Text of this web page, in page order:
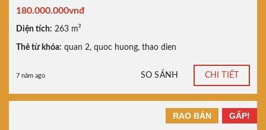
180.000.000vnđ
Diện tích: 263 m²
Thẻ từ khóa: quan 2, quoc huong, thao dien
7 năm ago SO SÁNH CHI TIẾT
GẤP!
RAO BÁN